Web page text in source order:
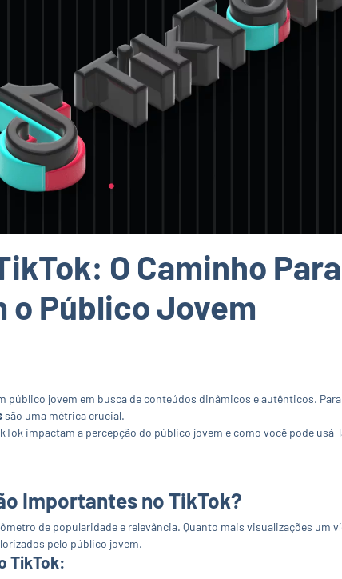
O Caminho
Público Jovem
público jovem em busca de conteúdos dinâmicos e autênticos.
são uma métrica crucial.
impactam a percepção do público jovem e como você pode
Importantes no TikTok?
de popularidade e relevância. Quanto mais visualizações um
pelo público jovem.
TikTok: